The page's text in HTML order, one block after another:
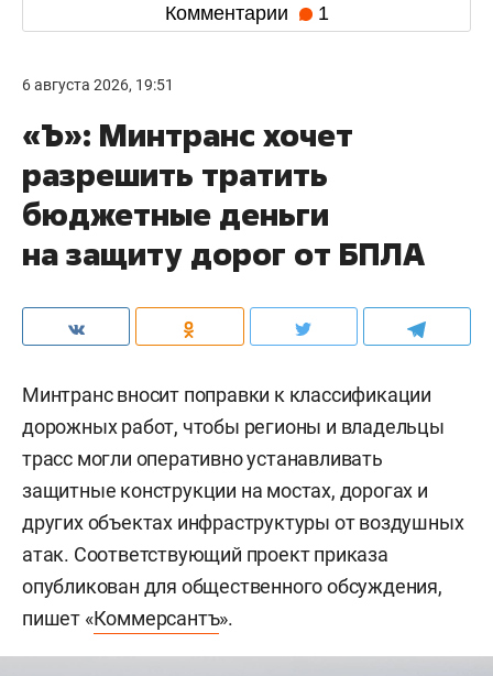
Комментарии 1
6 августа 2026, 19:51
«Ъ»: Минтранс хочет
разрешить тратить
бюджетные деньги
на защиту дорог от БПЛА
Минтранс вносит поправки к классификации
дорожных работ, чтобы регионы и владельцы
трасс могли оперативно устанавливать
защитные конструкции на мостах, дорогах и
других объектах инфраструктуры от воздушных
атак. Соответствующий проект приказа
опубликован для общественного обсуждения,
пишет «Коммерсантъ».